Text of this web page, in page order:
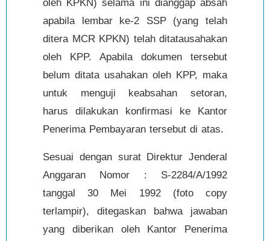
oleh KPKN) selama ini dianggap absah
apabila lembar ke-2 SSP (yang telah
ditera MCR KPKN) telah ditatausahakan
oleh KPP. Apabila dokumen tersebut
belum ditata usahakan oleh KPP, maka
untuk menguji keabsahan setoran,
harus dilakukan konfirmasi ke Kantor
Penerima Pembayaran tersebut di atas.
Sesuai dengan surat Direktur Jenderal
Anggaran Nomor : S-2284/A/1992
tanggal 30 Mei 1992 (foto copy
terlampir), ditegaskan bahwa jawaban
yang diberikan oleh Kantor Penerima